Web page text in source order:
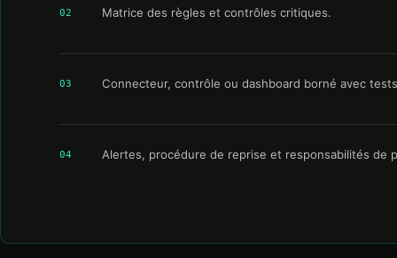
02 Matrice des règles et contrôles critiques.
03 Connecteur, contrôle ou dashboard borné avec
04 Alertes, procédure de reprise et responsabilités de